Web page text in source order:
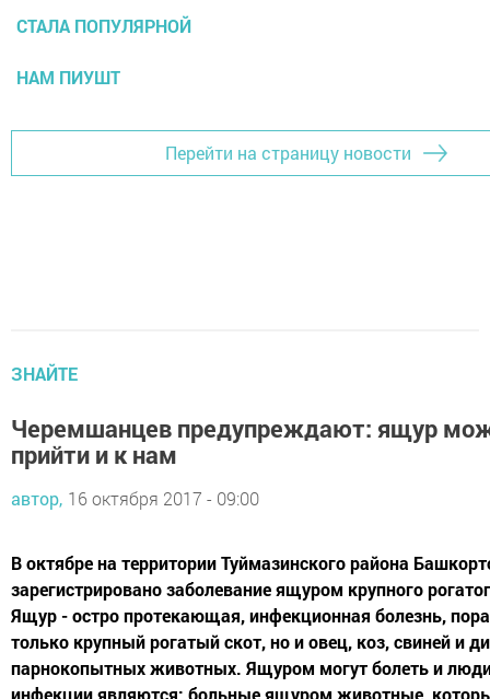
СТАЛА ПОПУЛЯРНОЙ
НАМ ПИУШТ
Перейти на страницу новости
ЗНАЙТЕ
Черемшанцев предупреждают: ящур
прийти и к нам
автор, 16 октября 2017 - 09:00
В октябре на территории Туймазинского района
зарегистрировано заболевание ящуром крупного
Ящур - остро протекающая, инфекционная болезнь,
только крупный рогатый скот, но и овец, коз, свиней и
парнокопытных животных. Ящуром могут болеть и
инфекции являются: больные ящуром животные,